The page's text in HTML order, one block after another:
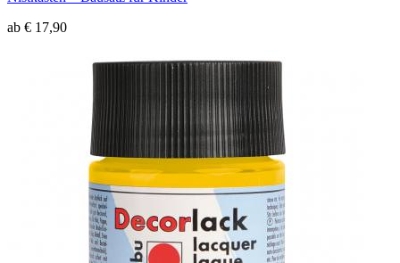
ab € 17,90